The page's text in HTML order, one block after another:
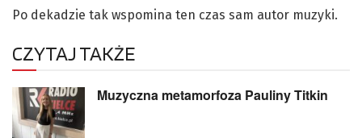
Po dekadzie tak wspomina ten czas sam autor muzyki.
CZYTAJ TAKŻE
Muzyczna metamorfoza Pauliny Titkin